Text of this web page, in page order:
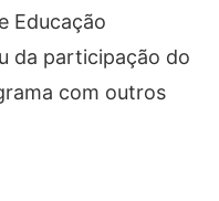
Educação
da participação do
com outros